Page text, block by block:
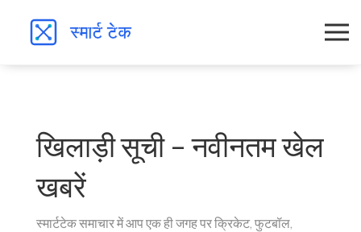
खिलाड़ी सूची – नवीनतम खेल
खबरें
स्मार्टटेक समाचार में आप एक ही जगह पर क्रिकेट, फुटबॉल,